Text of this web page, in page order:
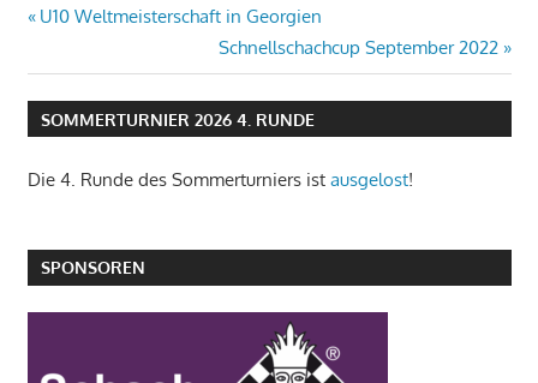
Beitragsnavigation
Vorheriger
U10 Weltmeisterschaft in Georgien
Nächster
Beitrag:
Schnellschachcup September 2022
SOMMERTURNIER 2026 4. RUNDE
Die 4. Runde des Sommerturniers ist ausgelost!
SPONSOREN